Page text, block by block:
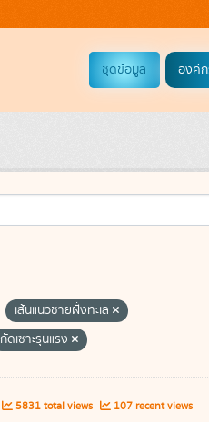
ชุดข้อมูล องค์
เส้นแนวชายฝั่งทะเล
กัดเซาะรุนแรง
5831 total views 107 recent views